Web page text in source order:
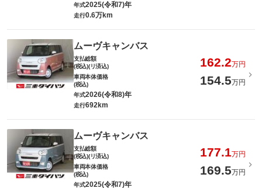
年式2025(令和7)年
走行0.6万km
ムーヴキャンバス
支払総額
(税込)(リ済込)
162.2万円
車両本体価格
(税込)
154.5万円
年式2026(令和8)年
走行692km
ムーヴキャンバス
支払総額
(税込)(リ済込)
177.1万円
車両本体価格
(税込)
169.5万円
年式2025(令和7)年